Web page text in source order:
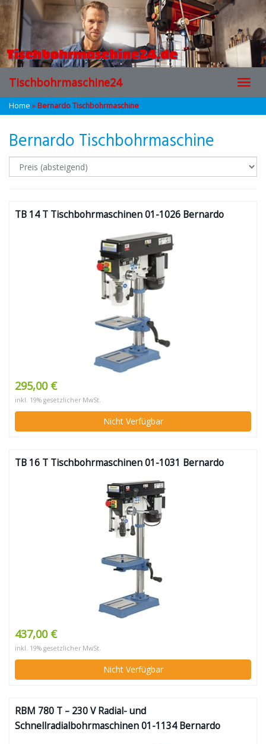
Skip
to
main
content
Tischbohrmaschine24
Home »Bernardo Tischbohrmaschine
Bernardo Tischbohrmaschine
TB 14 T Tischbohrmaschinen 01-1026 Bernardo
295,00 €
inkl. 19% gesetzlicher MwSt.
Nicht Verfügbar
TB 16 T Tischbohrmaschinen 01-1031 Bernardo
437,00 €
inkl. 19% gesetzlicher MwSt.
Nicht Verfügbar
RBM 780 T – 230 V Radial- und
Schnellradialbohrmaschinen 01-1134 Bernardo